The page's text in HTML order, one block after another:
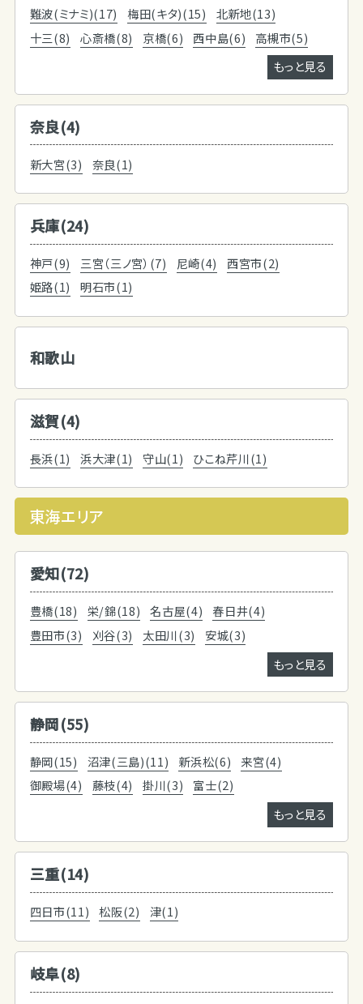
難波(ミナミ)(17) 梅田(キタ)(15)
北新地(13)
十三(8)
心斎橋(8) 京橋(6) 西中島(6)
高槻市(5)
もっと見る
奈良(4)
新大宮(3) 奈良(1)
兵庫(24)
神戸(9) 三宮（三ノ宮）(7) 尼崎(4)
西宮市(2)
姫路(1)
明石市(1)
和歌山
滋賀(4)
長浜(1) 浜大津(1) 守山(1) ひこね芹川(1)
東海エリア
愛知(72)
豊橋(18) 栄/錦(18) 名古屋(4)
春日井(4)
豊田市(3)
刈谷(3) 太田川(3)
安城(3)
もっと見る
静岡(55)
静岡(15) 沼津(三島)(11) 新浜松(6)
来宮(4)
御殿場(4)
藤枝(4) 掛川(3)
富士(2)
もっと見る
三重(14)
四日市(11) 松阪(2) 津(1)
岐阜(8)